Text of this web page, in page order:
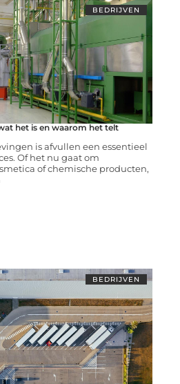
BEDRIJVEN
het is en waarom het telt
is afvullen een essentieel
Of het nu gaat om
of chemische producten,
BEDRIJVEN